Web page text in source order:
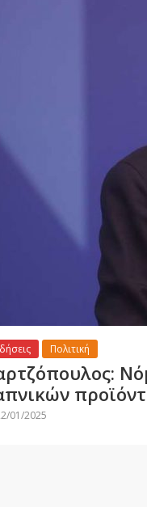
Πολιτική
01/2025